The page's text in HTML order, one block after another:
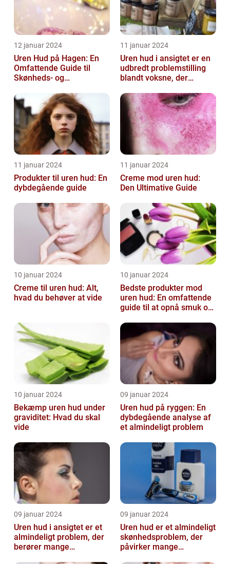
12 januar 2024
Uren Hud på Hagen: En
Omfattende Guide til
Skønheds- og
11 januar 2024
Uren hud i ansigtet er en
udbredt problemstilling
blandt voksne, der
kvinder...
11 januar 2024
Produkter til uren hud: En
dybdegående guide
11 januar 2024
Creme mod uren hud:
Den Ultimative Guide
10 januar 2024
Creme til uren hud: Alt,
hvad du behøver at vide
10 januar 2024
Bedste produkter mod
uren hud: En omfattende
guide til at opnå smuk og
10 januar 2024
Bekæmp uren hud under
graviditet: Hvad du skal
vide
09 januar 2024
Uren hud på ryggen: En
dybdegående analyse af
et almindeligt problem
09 januar 2024
Uren hud i ansigtet er et
almindeligt problem, der
berører mange
09 januar 2024
Uren hud er et almindeligt
skønhedsproblem, der
påvirker mange